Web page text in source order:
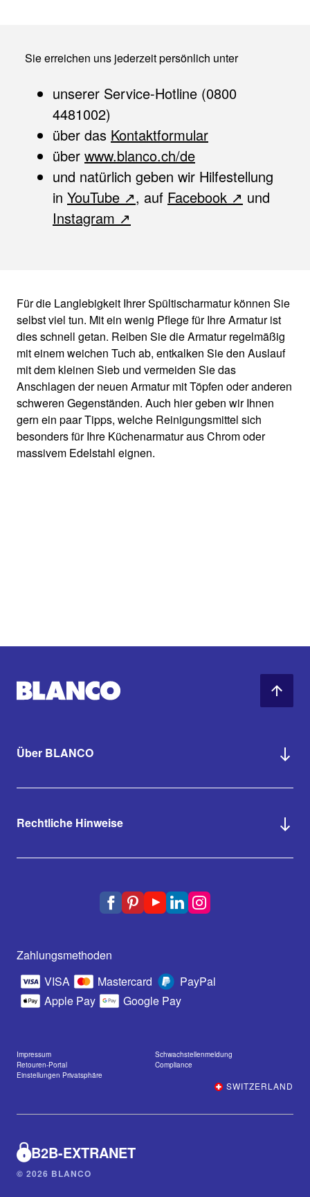
Sie erreichen uns jederzeit persönlich unter
unserer Service-Hotline (0800
4481002)
über das Kontaktformular
über www.blanco.ch/de
und natürlich geben wir Hilfestellung
in YouTube , auf Facebook
und
Instagram
Für die Langlebigkeit Ihrer Spültischarmatur können Sie
selbst viel tun. Mit ein wenig Pflege für Ihre Armatur ist
dies schnell getan. Reiben Sie die Armatur regelmäßig
mit einem weichen Tuch ab, entkalken Sie den Auslauf
mit dem kleinen Sieb und vermeiden Sie das
Anschlagen der neuen Armatur mit Töpfen oder anderen
schweren Gegenständen. Auch hier geben wir Ihnen
gern ein paar Tipps, welche Reinigungsmittel sich
besonders für Ihre Küchenarmatur aus Chrom oder
massivem Edelstahl eignen.
Über BLANCO
Rechtliche Hinweise
Zahlungsmethoden
VISA
Mastercard
PayPal
Apple Pay
Google Pay
Impressum
Schwachstellenmeldung
Retouren-Portal
Compliance
Einstellungen Privatsphäre
SWITZERLAND
B2B-EXTRANET
© 2026 BLANCO